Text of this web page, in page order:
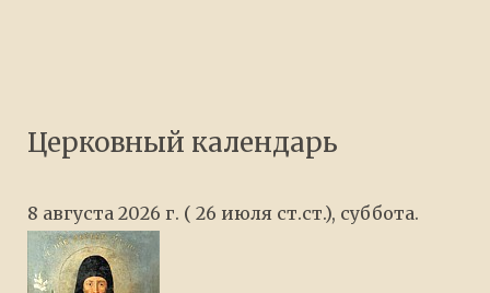
Церковный календарь
8 августа 2026 г. ( 26 июля ст.ст.), суббота.